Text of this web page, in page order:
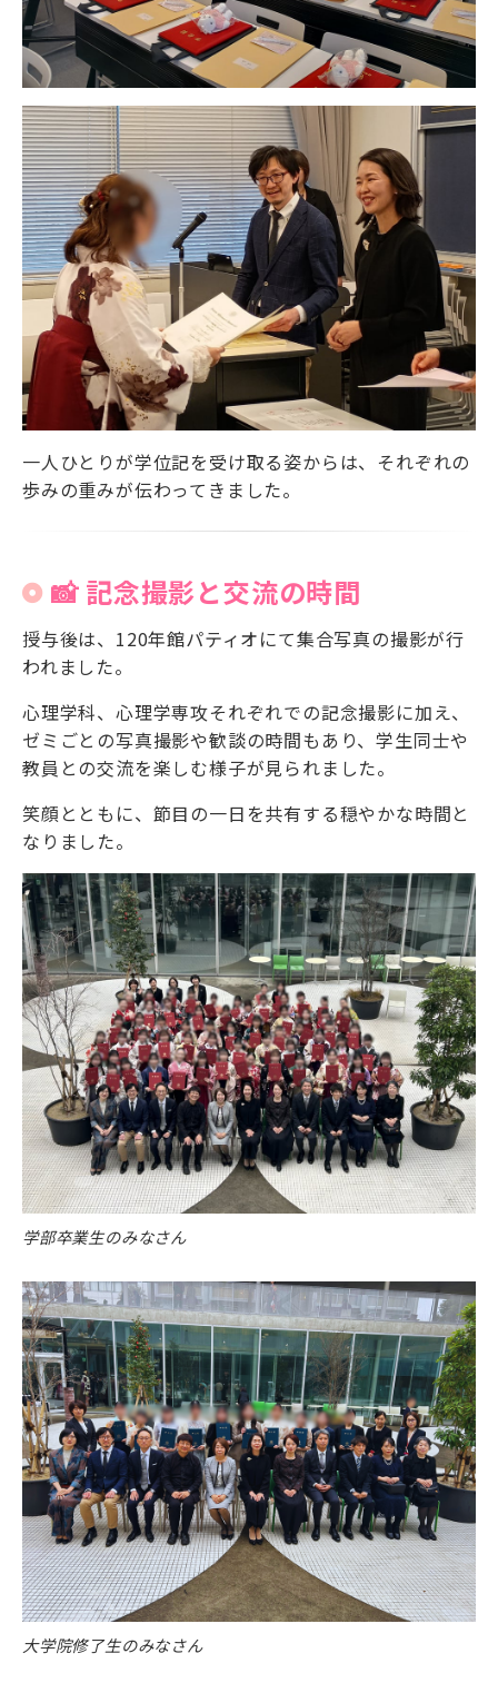
一人ひとりが学位記を受け取る姿からは、それぞれの
歩みの重みが伝わってきました。
📸 記念撮影と交流の時間
授与後は、120年館パティオにて集合写真の撮影が行
われました。
心理学科、心理学専攻それぞれでの記念撮影に加え、
ゼミごとの写真撮影や歓談の時間もあり、学生同士や
教員との交流を楽しむ様子が見られました。
笑顔とともに、節目の一日を共有する穏やかな時間と
なりました。
学部卒業生のみなさん
大学院修了生のみなさん